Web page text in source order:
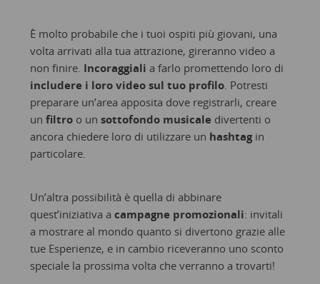
È molto probabile che i tuoi ospiti più giovani, una
volta arrivati alla tua attrazione, gireranno video a
non finire. Incoraggiali a farlo promettendo loro di
includere i loro video sul tuo profilo. Potresti
preparare un’area apposita dove registrarli, creare
un filtroo un sottofondo musicaledivertenti o
ancora chiedere loro di utilizzare un hashtagin
particolare.
Un’altra possibilità è quella di abbinare
quest’iniziativa a campagne promozionali: invitali
a mostrare al mondo quanto si divertono grazie alle
tue Esperienze, e in cambio riceveranno uno sconto
speciale la prossima volta che verranno a trovarti!